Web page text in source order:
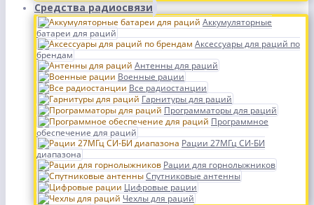
Средства радиосвязи
Аккумуляторные
батареи для раций
Аксессуары для раций по
брендам
Антенны для раций
Военные рации
Все радиостанции
Гарнитуры для раций
Программаторы для раций
Программное
обеспечение для раций
Рации 27МГц СИ-БИ
диапазона
Рации для горнолыжников
Спутниковые антенны
Цифровые рации
Чехлы для раций